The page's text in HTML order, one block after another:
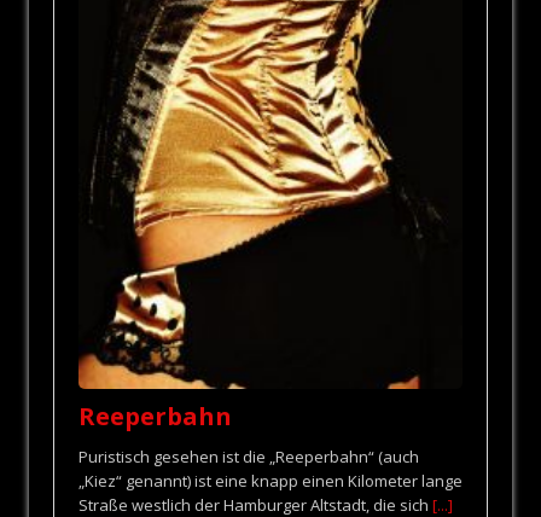
Reeperbahn
Puristisch gesehen ist die „Reeperbahn“ (auch
„Kiez“ genannt) ist eine knapp einen Kilometer lange
Straße westlich der Hamburger Altstadt, die sich [...]